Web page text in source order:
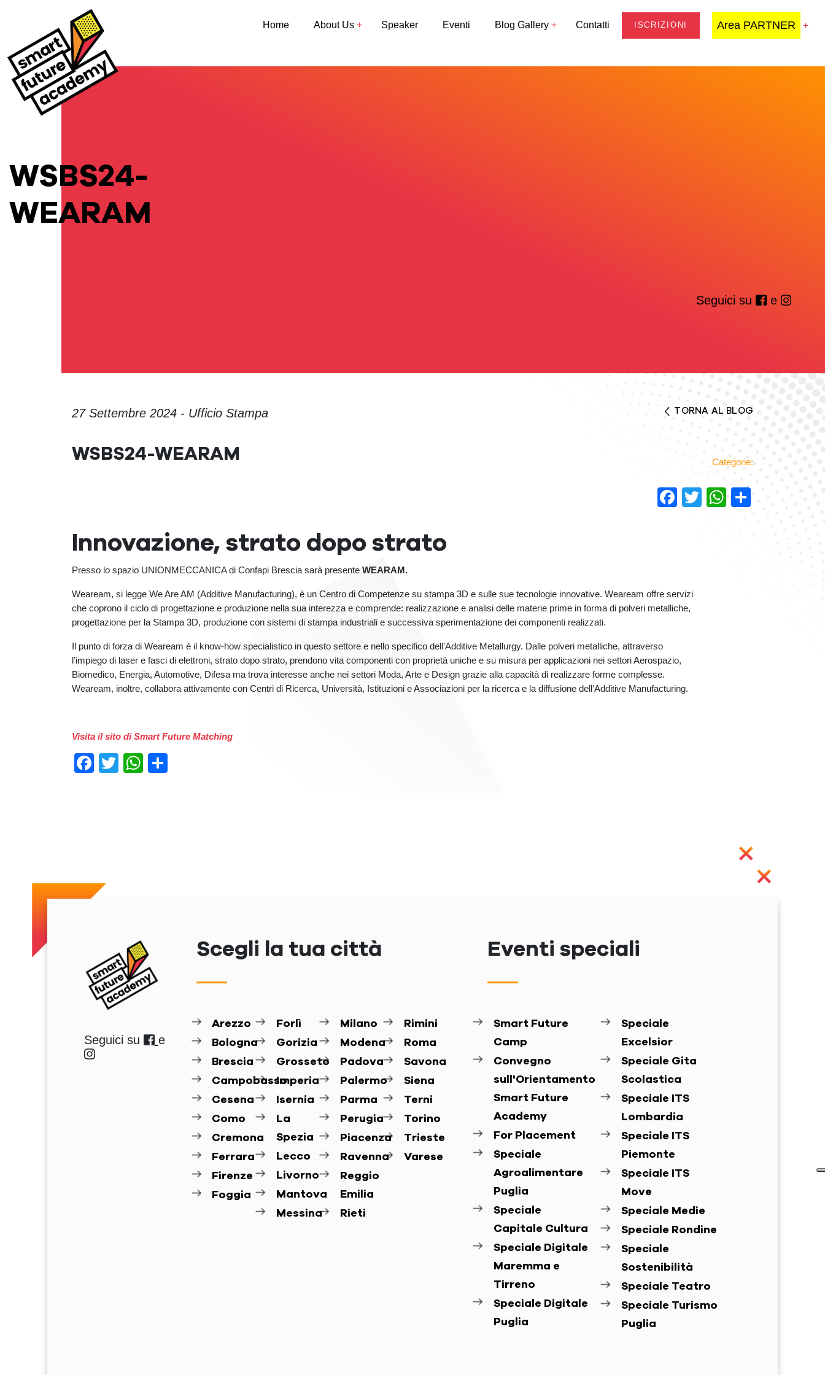
Home About Us Speaker Eventi Blog Gallery Contatti ISCRIZIONI Area PARTNER
WSBS24-
WEARAM
Seguici su e
27 Settembre 2024 - Ufficio Stampa
WSBS24-WEARAM
TORNA AL BLOG
Categorie:
Facebook
Twitter
Innovazione, strato dopo strato
Presso lo spazio UNIONMECCANICA di Confapi Brescia sarà presente WEARAM.
Weaream, si legge We Are AM (Additive Manufacturing), è un Centro di Competenze su stampa 3D e sulle sue tecnologie innovative. Weaream offre servizi
che coprono il ciclo di progettazione e produzione nella sua interezza e comprende: realizzazione e analisi delle materie prime in forma di polveri metalliche,
progettazione per la Stampa 3D, produzione con sistemi di stampa industriali e successiva sperimentazione dei componenti realizzati.
Il punto di forza di Weaream è il know-how specialistico in questo settore e nello specifico dell’Additive Metallurgy. Dalle polveri metalliche, attraverso
l’impiego di laser e fasci di elettroni, strato dopo strato, prendono vita componenti con proprietà uniche e su misura per applicazioni nei settori Aerospazio,
Biomedico, Energia, Automotive, Difesa ma trova interesse anche nei settori Moda, Arte e Design grazie alla capacità di realizzare forme complesse.
Weaream, inoltre, collabora attivamente con Centri di Ricerca, Università, Istituzioni e Associazioni per la ricerca e la diffusione dell’Additive Manufacturing.
Visita il sito di Smart Future Matching
Facebook
TwitterWhatsApp
Seguici su e
Scegli la tua città
Arezzo
Bologna
Brescia
Campobasso
Cesena
Como
Cremona
Ferrara
Firenze
Foggia
Forlì
Gorizia
Grosseto
Imperia
Isernia
La
Spezia
Lecco
Livorno
Mantova
Messina
Milano
Modena
Padova
Palermo
Parma
Perugia
Piacenza
Ravenna
Reggio
Emilia
Rieti
Rimini
Roma
Savona
Siena
Terni
Torino
Trieste
Varese
Eventi speciali
Smart Future
Camp
Convegno
sull'Orientamento
Smart Future
Academy
For Placement
Speciale
Agroalimentare
Puglia
Speciale
Capitale Cultura
Speciale Digitale
Maremma e
Tirreno
Speciale Digitale
Puglia
Speciale
Excelsior
Speciale Gita
Scolastica
Speciale ITS
Lombardia
Speciale ITS
Piemonte
Speciale ITS
Move
Speciale Medie
Speciale Rondine
Speciale
Sostenibilità
Speciale Teatro
Speciale Turismo
Puglia